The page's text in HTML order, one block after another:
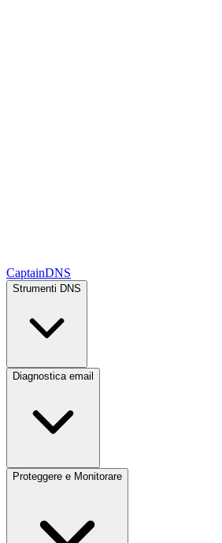
CaptainDNS
Strumenti DNS
Diagnostica email
Proteggere e Monitorare